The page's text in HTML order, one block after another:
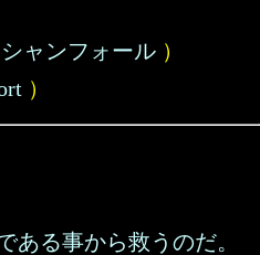
ャンフォール ）
）
ある事から救うのだ。